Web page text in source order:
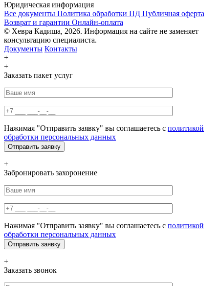
Юридическая информация
Все документы Политика обработки ПД Публичная оферта
Возврат и гарантии Онлайн-оплата
© Хевра Кадиша, 2026. Информация на сайте не заменяет
консультацию специалиста.
Документы Контакты
+
+
Заказать пакет услуг
Нажимая "Отправить заявку" вы соглашаетесь с политикой
обработки персональных данных
+
Забронировать захоронение
Нажимая "Отправить заявку" вы соглашаетесь с политикой
обработки персональных данных
+
Заказать звонок